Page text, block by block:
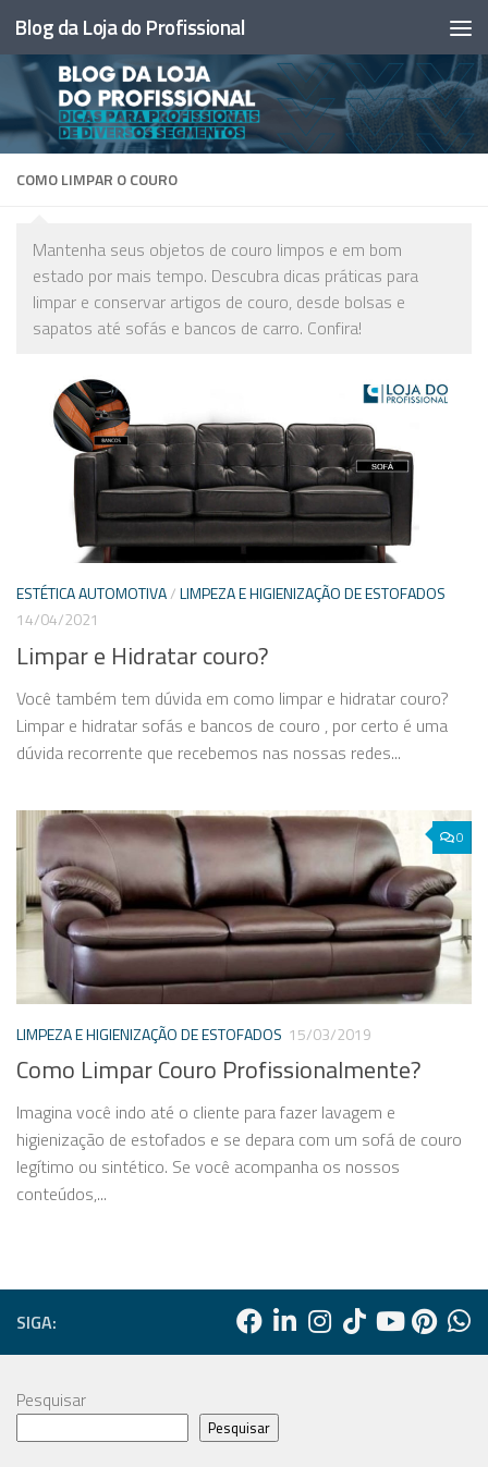
Skip to content
Blog da Loja do Profissional
COMO LIMPAR O COURO
Mantenha seus objetos de couro limpos e em bom
estado por mais tempo. Descubra dicas práticas para
limpar e conservar artigos de couro, desde bolsas e
sapatos até sofás e bancos de carro. Confira!
ESTÉTICA AUTOMOTIVA/LIMPEZA E HIGIENIZAÇÃO DE ESTOFADOS
14/04/2021
Limpar e Hidratar couro?
Você também tem dúvida em como limpar e hidratar couro?
Limpar e hidratar sofás e bancos de couro , por certo é uma
dúvida recorrente que recebemos nas nossas redes...
0
LIMPEZA E HIGIENIZAÇÃO DE ESTOFADOS 15/03/2019
Como Limpar Couro Profissionalmente?
Imagina você indo até o cliente para fazer lavagem e
higienização de estofados e se depara com um sofá de couro
legítimo ou sintético. Se você acompanha os nossos
conteúdos,...
SIGA:
Pesquisar
Pesquisar